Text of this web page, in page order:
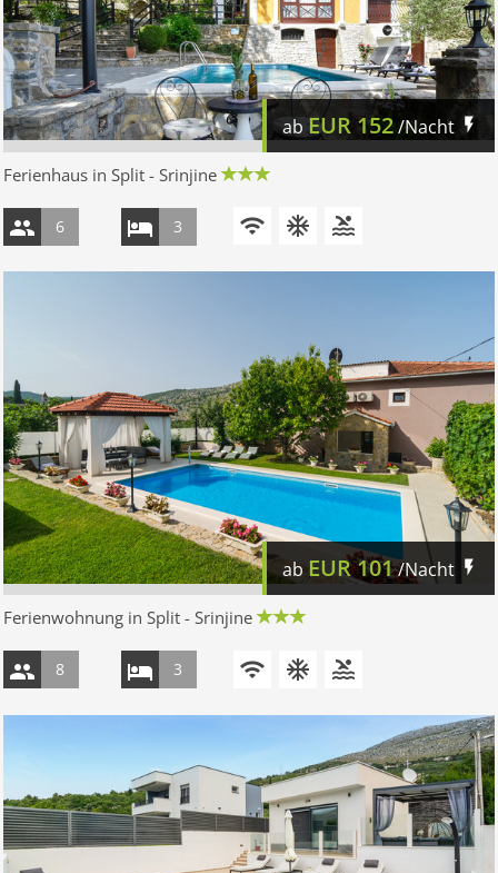
ab EUR 152/Nacht
Ferienhaus in Split - Srinjine
6 3
abEUR101/Nacht
Ferienwohnung in Split - Srinjine
8 3